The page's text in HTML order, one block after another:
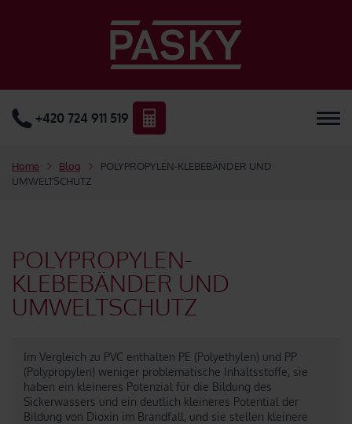
+420 724 911 519
Home Blog
POLYPROPYLEN-KLEBEBÄNDER UND
UMWELTSCHUTZ
POLYPROPYLEN-
KLEBEBÄNDER UND
UMWELTSCHUTZ
Im Vergleich zu PVC enthalten PE (Polyethylen) und PP
(Polypropylen) weniger problematische Inhaltsstoffe, sie
haben ein kleineres Potenzial für die Bildung des
Sickerwassers und ein deutlich kleineres Potential der
Bildung von Dioxin im Brandfall, und sie stellen kleinere